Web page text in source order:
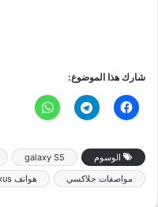
شارك هذا الموضوع:
الوسوم galaxy S5
مواصفات جلاكسي
هواتف Nexus